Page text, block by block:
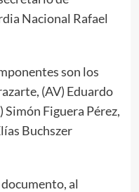
Nacional Rafael
son los
(AV) Eduardo
Figuera Pérez,
Buchszer
al